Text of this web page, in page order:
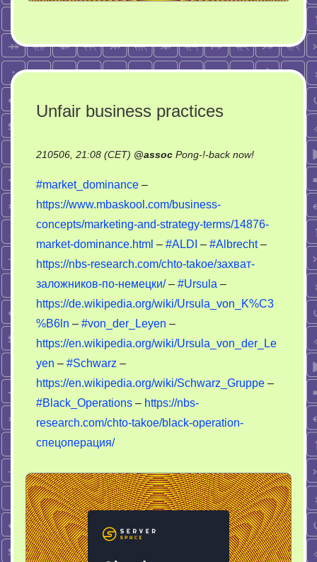
Unfair business practices
210506, 21:08 (CET) @assoc Pong-!-back now!on
#market_dominance –
https://www.mbaskool.com/business-
concepts/marketing-and-strategy-terms/14876-
market-dominance.html – #ALDI – #Albrecht–
https://nbs-research.com/chto-takoe/захват-
заложников-по-немецки/– #Ursula –
https://de.wikipedia.org/wiki/Ursula_von_K%C3
%B6ln – #von_der_Leyen –
https://en.wikipedia.org/wiki/Ursula_von_der_Le
yen – #Schwarz –
https://en.wikipedia.org/wiki/Schwarz_Gruppe –
#Black_Operations – https://nbs-
research.com/chto-takoe/black-operation-
спецоперация/